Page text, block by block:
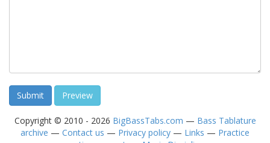
Copyright © 2010 - 2026 BigBassTabs.com — Bass Tablature
archive — Contact us — Privacy policy — Links — Practice